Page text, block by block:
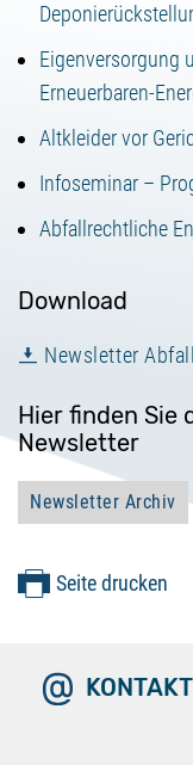
Eigenversorgung
Erneuerbaren-
Altkleider vor
Infoseminar –
Abfallrechtliche
Download
Newsletter
Hier finden Sie
Newsletter
Newsletter Archiv
Seite drucken